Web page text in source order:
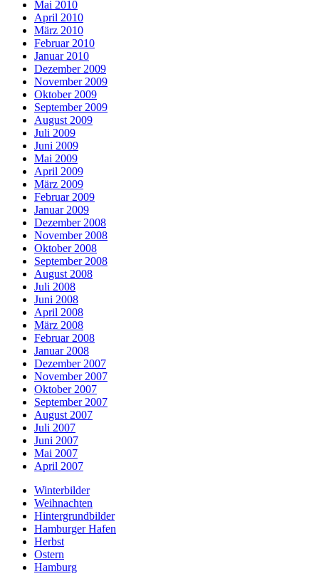
Mai 2010
April 2010
März 2010
Februar 2010
Januar 2010
Dezember 2009
November 2009
Oktober 2009
September 2009
August 2009
Juli 2009
Juni 2009
Mai 2009
April 2009
März 2009
Februar 2009
Januar 2009
Dezember 2008
November 2008
Oktober 2008
September 2008
August 2008
Juli 2008
Juni 2008
April 2008
März 2008
Februar 2008
Januar 2008
Dezember 2007
November 2007
Oktober 2007
September 2007
August 2007
Juli 2007
Juni 2007
Mai 2007
April 2007
Winterbilder
Weihnachten
Hintergrundbilder
Hamburger Hafen
Herbst
Ostern
Hamburg